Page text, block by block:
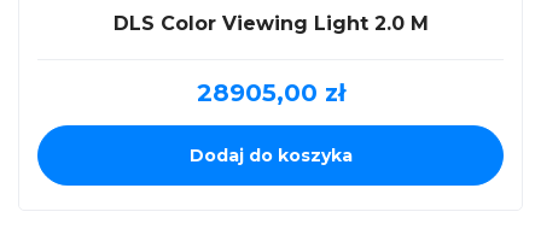
DLS Color Viewing Light 2.0 M
28905,00 zł
Dodaj do koszyka